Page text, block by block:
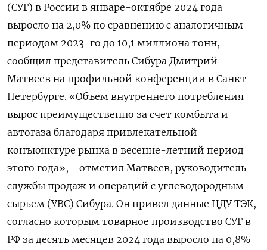
(СУГ) в России в январе-октябре 2024 года
выросло на 2,0% по сравнению с аналогичным
периодом 2023-го до 10,1 миллиона тонн,
сообщил представитель Сибура Дмитрий
Матвеев на профильной конференции в Санкт-
Петербурге. «Объем внутреннего потребления
вырос преимущественно за счет комбыта и
автогаза благодаря привлекательной
конъюнктуре рынка в весенне-летний период
этого года», - отметил Матвеев, руководитель
службы продаж и операций с углеводородным
сырьем (УВС) Сибура. Он привел данные ЦДУ ТЭК,
согласно которым товарное производство СУГ в
РФ за десять месяцев 2024 года выросло на 0,8%